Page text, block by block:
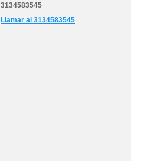
3134583545
Llamar al 3134583545